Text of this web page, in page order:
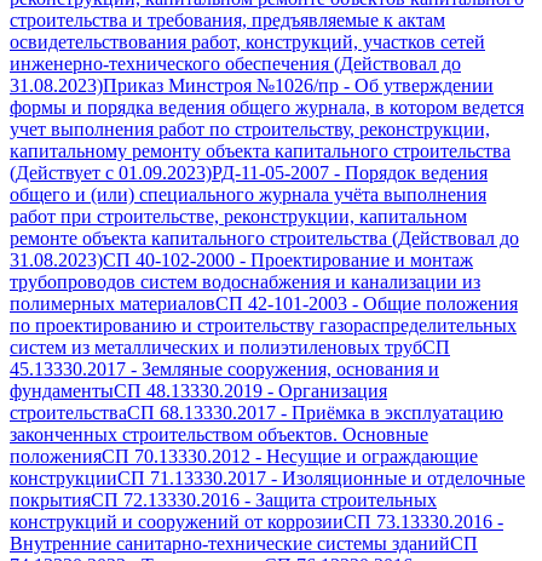
строительства и требования, предъявляемые к актам
освидетельствования работ, конструкций, участков сетей
инженерно-технического обеспечения (Действовал до
31.08.2023)Приказ Минстроя №1026/пр - Об утверждении
формы и порядка ведения общего журнала, в котором ведется
учет выполнения работ по строительству, реконструкции,
капитальному ремонту объекта капитального строительства
(Действует с 01.09.2023)РД-11-05-2007 - Порядок ведения
общего и (или) специального журнала учёта выполнения
работ при строительстве, реконструкции, капитальном
ремонте объекта капитального строительства (Действовал до
31.08.2023)СП 40-102-2000 - Проектирование и монтаж
трубопроводов систем водоснабжения и канализации из
полимерных материаловСП 42-101-2003 - Общие положения
по проектированию и строительству газораспределительных
систем из металлических и полиэтиленовых трубСП
45.13330.2017 - Земляные сооружения, основания и
фундаментыСП 48.13330.2019 - Организация
строительстваСП 68.13330.2017 - Приёмка в эксплуатацию
законченных строительством объектов. Основные
положенияСП 70.13330.2012 - Несущие и ограждающие
конструкцииСП 71.13330.2017 - Изоляционные и отделочные
покрытияСП 72.13330.2016 - Защита строительных
конструкций и сооружений от коррозииСП 73.13330.2016 -
Внутренние санитарно-технические системы зданийСП